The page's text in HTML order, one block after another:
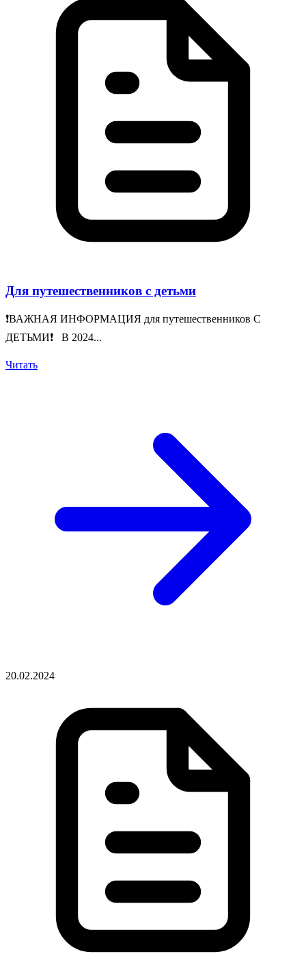
Для путешественников с детьми
❗️ВАЖНАЯ ИНФОРМАЦИЯ для путешественников С
ДЕТЬМИ❗️ В 2024...
Читать
20.02.2024